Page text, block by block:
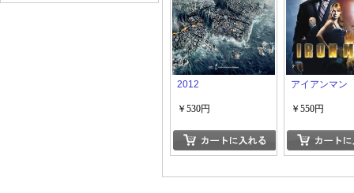
2012
￥530円
アイアンマン
￥550円